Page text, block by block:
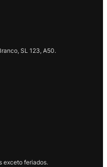
SL 123, A50.
exceto feriados.